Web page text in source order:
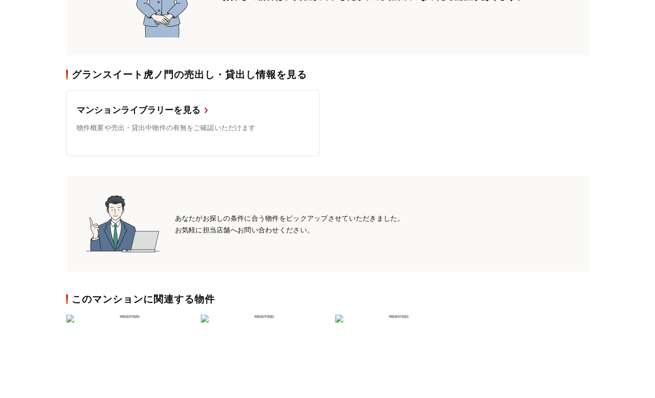
グランスイート虎ノ門の売出し・貸出し情報を見る
マンションライブラリーを見る
物件概要や売出・貸出中物件の有無をご確認いただけます
あなたがお探しの条件に合う物件をピックアップさせていただきました。
お気軽に担当店舗へお問い合わせください。
このマンションに関連する物件